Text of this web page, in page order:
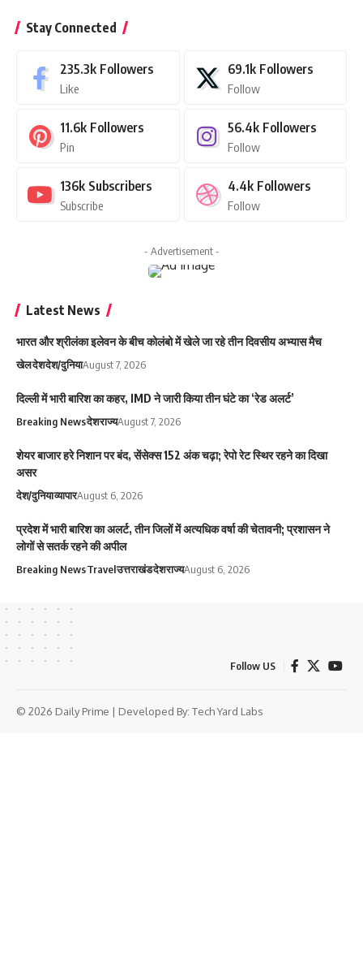
Stay Connected
235.3k Followers
Like
69.1k Followers
Follow
11.6k Followers
Pin
56.4k Followers
Follow
136k Subscribers
Subscribe
4.4k Followers
Follow
- Advertisement -
Latest News
भारत और श्रीलंका इलेवन के बीच कोलंबो में खेले जा रहे तीन दिवसीय अभ्यास मैच
खेलदेशदेश/दुनियाAugust 7, 2026
दिल्ली में भारी बारिश का कहर, IMD ने जारी किया तीन घंटे का ‘रेड अलर्ट’
Breaking Newsदेशराज्यAugust 7, 2026
शेयर बाजार हरे निशान पर बंद, सेंसेक्स 152 अंक चढ़ा; रेपो रेट स्थिर रहने का दिखा
असर
देश/दुनियाव्यापारAugust 6, 2026
प्रदेश में भारी बारिश का अलर्ट, तीन जिलों में अत्यधिक वर्षा की चेतावनी; प्रशासन ने
लोगों से सतर्क रहने की अपील
Breaking NewsTravelउत्तराखंडदेशराज्यAugust 6, 2026
Follow US
© 2026 Daily Prime | Developed By: Tech Yard Labs